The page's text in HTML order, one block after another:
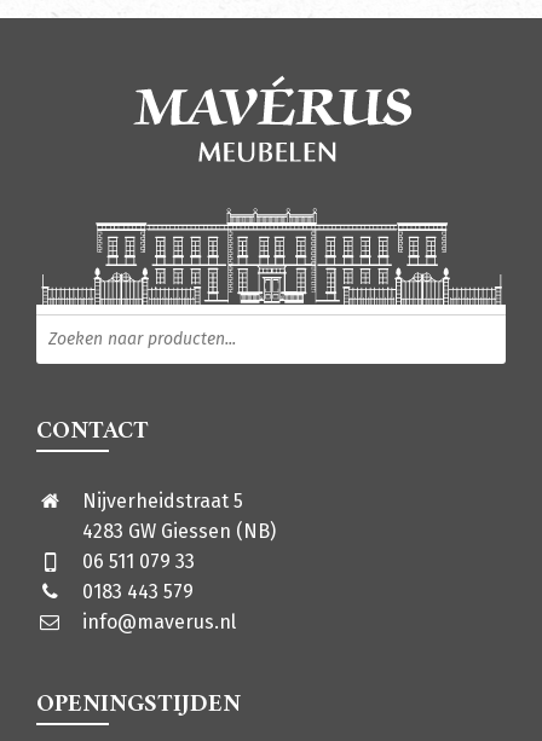
Producten zoeken
CONTACT
Nijverheidstraat 5
4283 GW Giessen (NB)
06 511 079 33
0183 443 579
info@maverus.nl
OPENINGSTIJDEN